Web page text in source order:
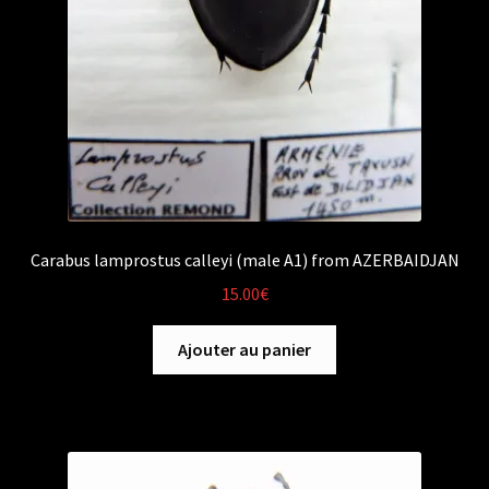
Carabus lamprostus calleyi (male A1) from AZERBAIDJAN
15.00€
Ajouter au panier